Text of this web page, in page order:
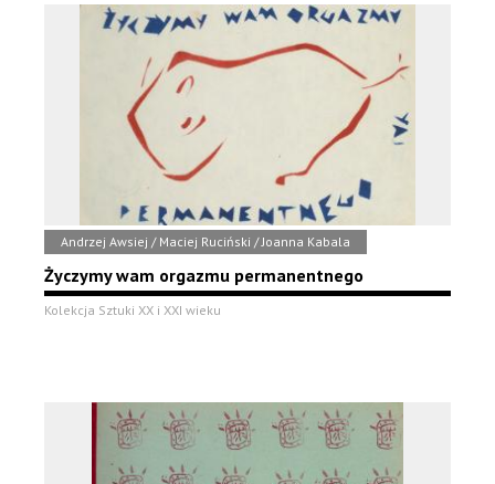
Andrzej Awsiej / Maciej Ruciński / Joanna Kabala
Życzymy wam orgazmu permanentnego
Kolekcja Sztuki XX i XXI wieku